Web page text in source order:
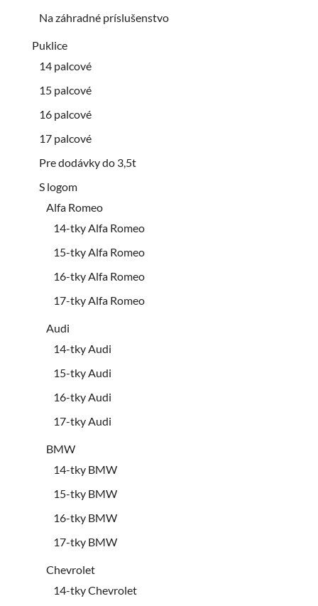
Na záhradné príslušenstvo
Puklice
14 palcové
15 palcové
16 palcové
17 palcové
Pre dodávky do 3,5t
S logom
Alfa Romeo
14-tky Alfa Romeo
15-tky Alfa Romeo
16-tky Alfa Romeo
17-tky Alfa Romeo
Audi
14-tky Audi
15-tky Audi
16-tky Audi
17-tky Audi
BMW
14-tky BMW
15-tky BMW
16-tky BMW
17-tky BMW
Chevrolet
14-tky Chevrolet